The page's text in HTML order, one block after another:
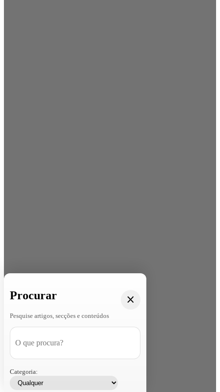
Procurar
Pesquise artigos, secções e conteúdos
Categoria: